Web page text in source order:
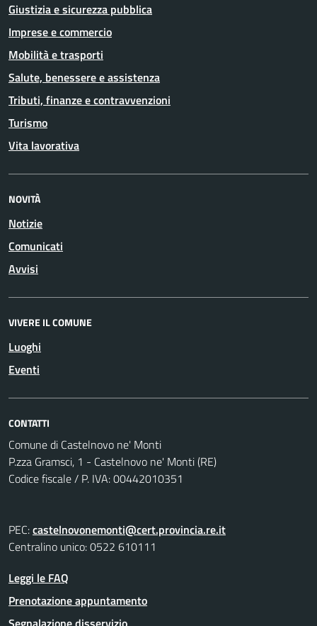
Giustizia e sicurezza pubblica
Imprese e commercio
Mobilità e trasporti
Salute, benessere e assistenza
Tributi, finanze e contravvenzioni
Turismo
Vita lavorativa
NOVITÀ
Notizie
Comunicati
Avvisi
VIVERE IL COMUNE
Luoghi
Eventi
CONTATTI
Comune di Castelnovo ne' Monti
P.zza Gramsci, 1 - Castelnovo ne' Monti (RE)
Codice fiscale / P. IVA: 00442010351
PEC:castelnovonemonti@cert.provincia.re.it
Centralino unico: 0522 610111
Leggi le FAQ
Prenotazione appuntamento